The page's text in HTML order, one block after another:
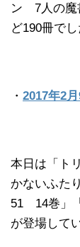
ン 7人の魔
ど190冊でし
・ 2017年2
本日は「ト
かないふた
51 14巻」
が登場して